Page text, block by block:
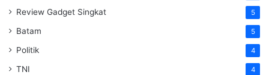
Review Gadget Singkat 5
Batam 5
Politik 4
TNI 4